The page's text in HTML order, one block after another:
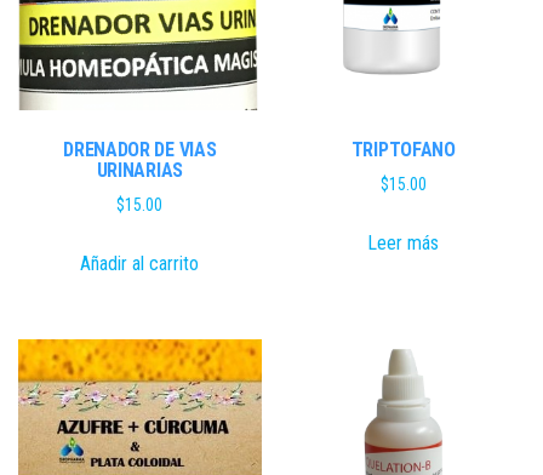
DRENADOR DE VIAS
URINARIAS
$15.00
Añadir al carrito
TRIPTOFANO
$15.00
Leer más